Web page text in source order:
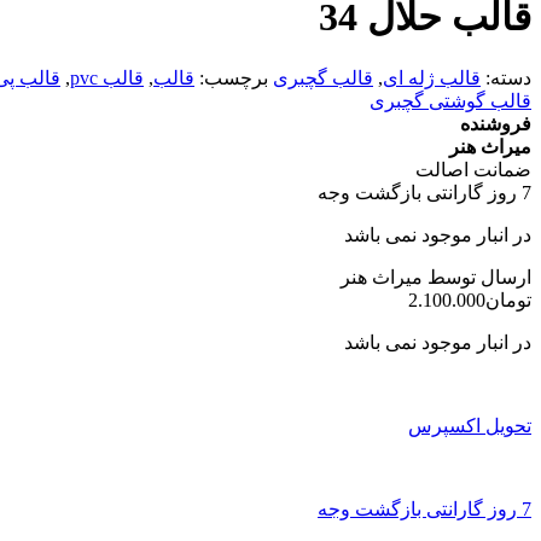
قالب حلال 34
دسته: قالب ژله ای, قالب گچبری برچسب: قالب, قالب pvc , قالب
قالب گوشتی گچبری
فروشنده
میراث هنر
ضمانت اصالت
7 روز گارانتی بازگشت وجه
در انبار موجود نمی باشد
ارسال توسط میراث هنر
تومان2.100.000
در انبار موجود نمی باشد
تحویل اکسپرس
7 روز گارانتی بازگشت وجه